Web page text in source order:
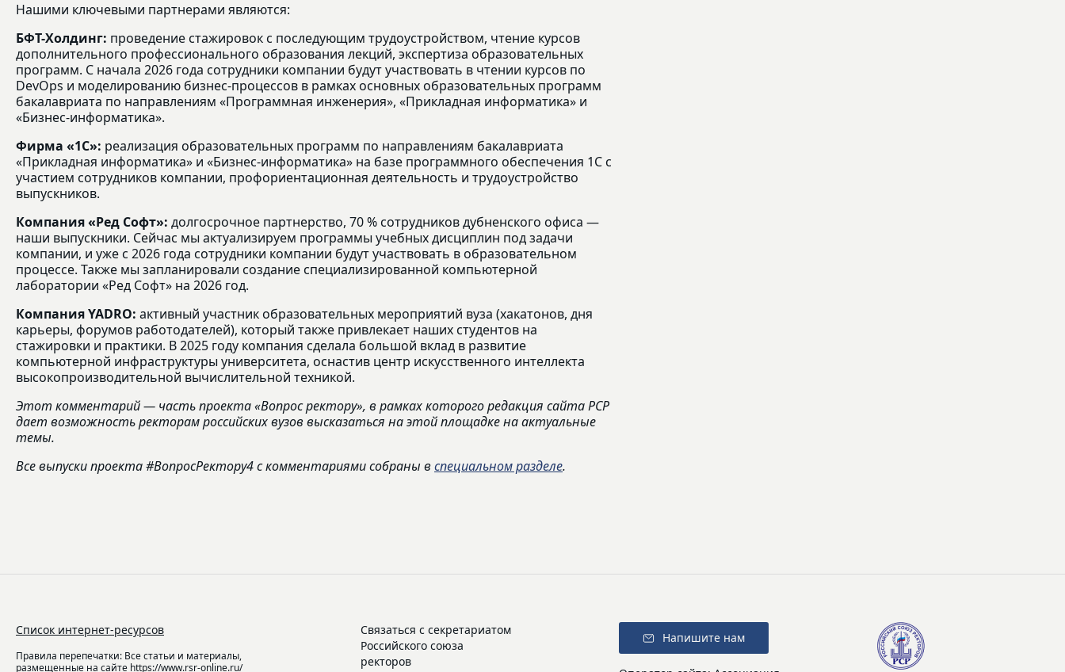
Нашими ключевыми партнерами являются:
БФТ-Холдинг: проведение стажировок с последующим трудоустройством, чтение курсов
дополнительного профессионального образования лекций, экспертиза образовательных
программ. С начала 2026 года сотрудники компании будут участвовать в чтении курсов по
DevOps и моделированию бизнес-процессов в рамках основных образовательных программ
бакалавриата по направлениям «Программная инженерия», «Прикладная информатика» и
«Бизнес-информатика».
Фирма «1С»: реализация образовательных программ по направлениям бакалавриата
«Прикладная информатика» и «Бизнес-информатика» на базе программного обеспечения 1С с
участием сотрудников компании, профориентационная деятельность и трудоустройство
выпускников.
Компания «Ред Софт»: долгосрочное партнерство, 70 % сотрудников дубненского офиса —
наши выпускники. Сейчас мы актуализируем программы учебных дисциплин под задачи
компании, и уже с 2026 года сотрудники компании будут участвовать в образовательном
процессе. Также мы запланировали создание специализированной компьютерной
лаборатории «Ред Софт» на 2026 год.
Компания YADRO: активный участник образовательных мероприятий вуза (хакатонов, дня
карьеры, форумов работодателей), который также привлекает наших студентов на
стажировки и практики. В 2025 году компания сделала большой вклад в развитие
компьютерной инфраструктуры университета, оснастив центр искусственного интеллекта
высокопроизводительной вычислительной техникой.
Этот комментарий — часть проекта «Вопрос ректору», в рамках которого редакция сайта РСР
дает возможность ректорам российских вузов высказаться на этой площадке на актуальные
темы.
Все выпуски проекта #ВопросРектору4 с комментариями собраны вспециальном разделе.
Список интернет-ресурсов
Правила перепечатки: Все статьи и материалы,
размещенные на сайте https://www.rsr-online.ru/
Связаться с секретариатом
Российского союза
ректоров
Напишите нам